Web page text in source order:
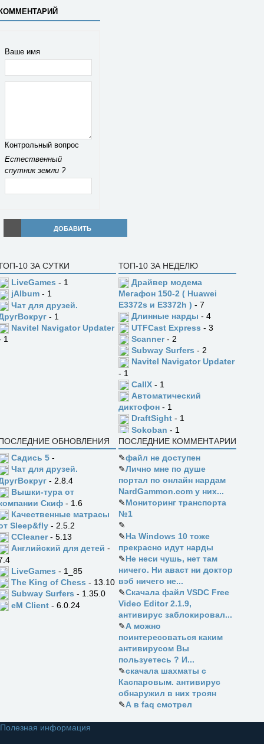
Ваше имя
Контрольный вопрос
Естественный
спутник земли ?
ДОБАВИТЬ
10 ЗА СУТКИ
LiveGames - 1
jAlbum - 1
Чат для друзей.
- 1
Navitel Navigator Updater
1
ТОП-10 ЗА НЕДЕЛЮ
Драйвер модема
Мегафон 150-2 ( Huawei
E3372s и E3372h ) - 7
Длинные нарды - 4
UTFCast Express - 3
Scanner- 2
Subway Surfers - 2
Navitel Navigator Updater
- 1
CallX - 1
Автоматический
диктофон - 1
DraftSight - 1
Sokoban - 1
ОБНОВЛЕНИЯ
Садись 5 -
Чат для друзей.
- 2.8.4
Вышки-тура от
Скиф - 1.6
Качественные матрасы
Sleep&fly - 2.5.2
CCleaner- 5.13
Английский для детей -
LiveGames - 1_85
The King of Chess - 13.10
Subway Surfers - 1.35.0
eM Client - 6.0.24
ПОСЛЕДНИЕ КОММЕНТАРИИ
✎файл не доступен
✎Лично мне по душе
портал по онлайн нардам
NardGammon.com у них...
✎Мониторинг транспорта
№1
✎
✎На Windows 10 тоже
прекрасно идут нарды
✎Не неси чушь, нет там
ничего. Ни аваст ни доктор
вэб ничего не...
✎Скачала файл VSDC Free
Video Editor 2.1.9,
антивирус заблокировал...
✎А можно
поинтересоваться каким
антивирусом Вы
пользуетесь ? И...
✎скачала шахматы с
Каспаровым. антивирус
обнаружил в них троян
✎А в faq смотрел
Полезная информация